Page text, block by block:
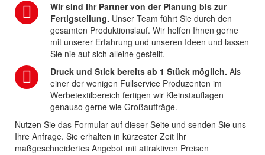
Wir sind Ihr Partner von der Planung bis zur
Fertigstellung. Unser Team führt Sie durch den
gesamten Produktionslauf. Wir helfen Ihnen gerne
mit unserer Erfahrung und unseren Ideen und lassen
Sie nie auf sich alleine gestellt.
Druck und Stick bereits ab 1 Stück möglich. Als
einer der wenigen Fullservice Produzenten im
Werbetextilbereich fertigen wir Kleinstauflagen
genauso gerne wie Großaufträge.
Nutzen Sie das Formular auf dieser Seite und senden Sie uns
Ihre Anfrage. Sie erhalten in kürzester Zeit Ihr
maßgeschneidertes Angebot mit attraktiven Preisen